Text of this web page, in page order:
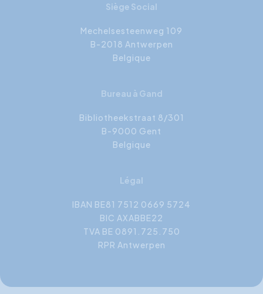
Siège Social
Mechelsesteenweg 109
B-2018 Antwerpen
Belgique
Bureau à Gand
Bibliotheekstraat 8/301
B-9000 Gent
Belgique
Légal
IBAN BE81 7512 0669 5724
BIC AXABBE22
TVA BE 0891.725.750
RPR Antwerpen